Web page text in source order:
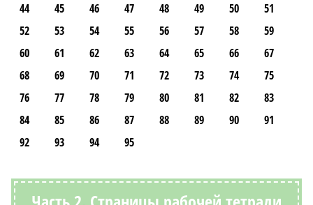
44
45 46 47 48 49 50
51
52
53 54 55 56 57 58
59
60
61 62 63 64 65 66
67
68
69 70 71 72 73 74
75
76
77 78 79 80 81 82
83
84
85 86 87 88 89 90
91
92
93 94 95